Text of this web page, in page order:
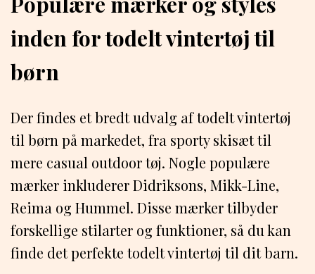
inden for todelt vintertøj til
børn
Der findes et bredt udvalg af todelt vintertøj
til børn på markedet, fra sporty skisæt til
mere casual outdoor tøj. Nogle populære
mærker inkluderer Didriksons, Mikk-Line,
Reima og Hummel. Disse mærker tilbyder
forskellige stilarter og funktioner, så du kan
finde det perfekte todelt vintertøj til dit barn.